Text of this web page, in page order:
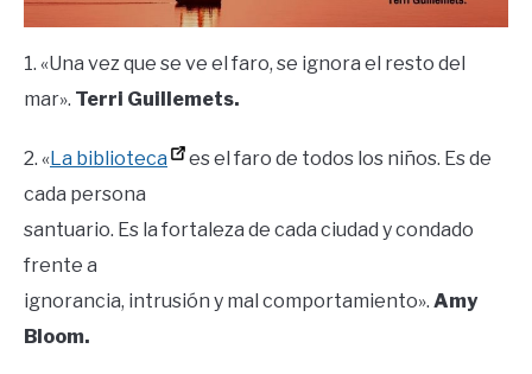
1. «Una vez que se ve el faro, se ignora el resto del
mar». Terri Guillemets.
2. «La biblioteca
es el faro de todos los niños. Es de
cada persona
santuario. Es la fortaleza de cada ciudad y condado
frente a
ignorancia, intrusión y mal comportamiento». Amy
Bloom.